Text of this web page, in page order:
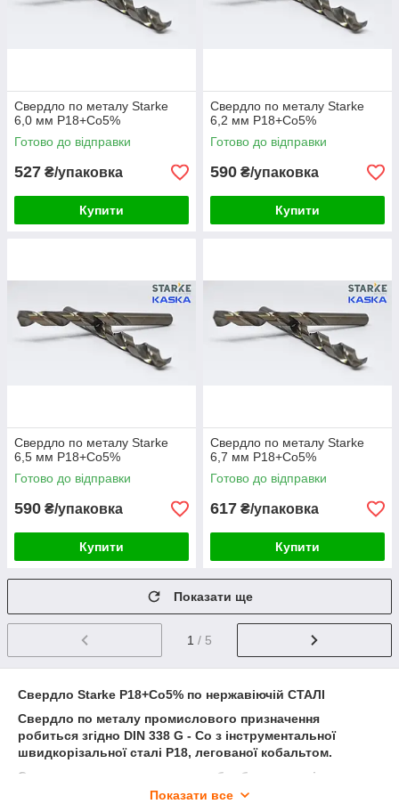
Свердло по металу Starke
6,0 мм Р18+Co5%
Готово до відправки
527 ₴/упаковка
Купити
Свердло по металу Starke
6,2 мм Р18+Co5%
Готово до відправки
590 ₴/упаковка
Купити
Свердло по металу Starke
6,5 мм Р18+Co5%
Готово до відправки
590 ₴/упаковка
Купити
Свердло по металу Starke
6,7 мм Р18+Co5%
Готово до відправки
617 ₴/упаковка
Купити
Показати ще
1 / 5
Свердло Starke Р18+Co5% по нержавіючій СТАЛІ
Свердло по металу промислового призначення
робиться згідно DIN 338 G - Co з інструментальної
швидкорізальної сталі Р18, легованої кобальтом.
Свердло застосовується для обробки нержавіючих,
легованих, жароміцних, поліпшених, кислотостійких,
Показати все